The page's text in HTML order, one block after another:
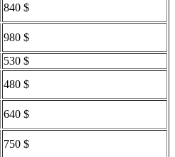
840 $
980 $
530 $
480 $
640 $
750 $